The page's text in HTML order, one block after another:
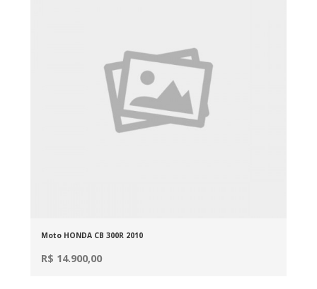
Moto HONDA CB 300R 2010
R$ 14.900,00